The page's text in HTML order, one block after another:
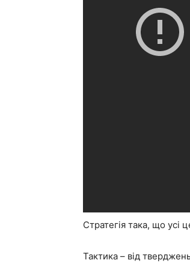
Стратегія така, що усі
Тактика – від